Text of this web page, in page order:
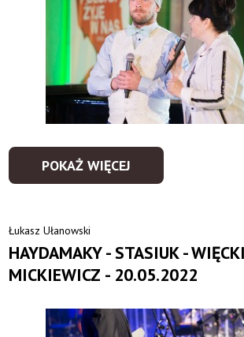
POKAŻ WIĘCEJ
Łukasz Ułanowski
HAYDAMAKY - STASIUK -
MICKIEWICZ - 20.05.2022